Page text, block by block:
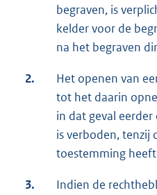
begraven, is
kelder voor de
na het begraven
2.
Het openen van
tot het daarin
in dat geval
is verboden, tenzij
toestemming
3.
Indien de